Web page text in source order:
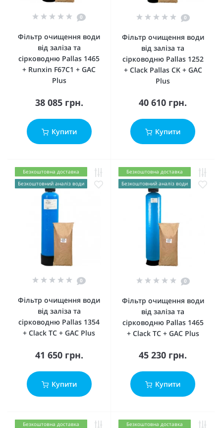
0
Фільтр очищення води
від заліза та
сірководню Pallas 1465
+ Runxin F67C1 + GAC
Plus
38 085 грн.
Купити
0
Фільтр очищення води
від заліза та
сірководню Pallas 1252
+ Clack Pallas CK + GAC
Plus
40 610 грн.
Купити
Безкоштовна доставка
Безкоштовний аналіз води
0
Фільтр очищення води
від заліза та
сірководню Pallas 1354
+ Clack TC + GAC Plus
41 650 грн.
Купити
Безкоштовна доставка
Безкоштовний аналіз води
0
Фільтр очищення води
від заліза та
сірководню Pallas 1465
+ Clack TC + GAC Plus
45 230 грн.
Купити
Безкоштовна доставка
Безкоштовна доставка